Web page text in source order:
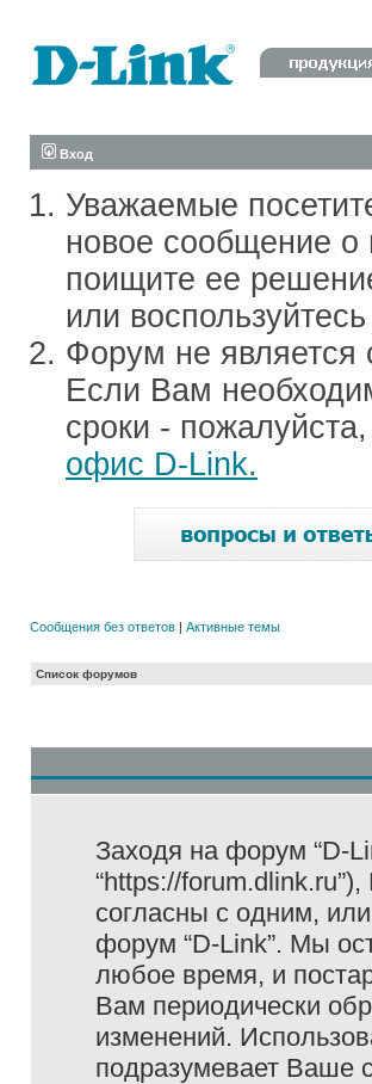
Вход
Уважаемые
новое сообщение о
поищите ее
или
Форум не является
Если Вам
сроки -
офис D-Link.
Сообщения без ответов | Активные темы
Список форумов
Заходя на форум “D-
“https://
согласны с одним,
форум “D-Link”. Мы
любое время, и
Вам периодически
изменений.
подразумевает Ваше